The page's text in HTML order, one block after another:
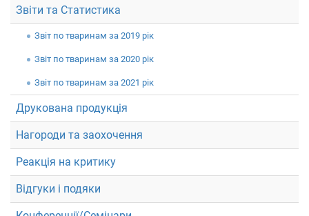
Звіти та Статистика
Звiт по тваринам за 2019 рік
Звiт по тваринам за 2020 рік
Звiт по тваринам за 2021 рік
Друкована продукція
Нагороди та заохочення
Реакція на критику
Відгуки і подяки